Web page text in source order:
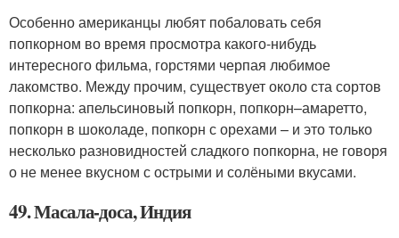
Особенно американцы любят побаловать себя
попкорном во время просмотра какого-нибудь
интересного фильма, горстями черпая любимое
лакомство. Между прочим, существует около ста сортов
попкорна: апельсиновый попкорн, попкорн–амаретто,
попкорн в шоколаде, попкорн с орехами – и это только
несколько разновидностей сладкого попкорна, не говоря
о не менее вкусном с острыми и солёными вкусами.
49. Масала-доса, Индия